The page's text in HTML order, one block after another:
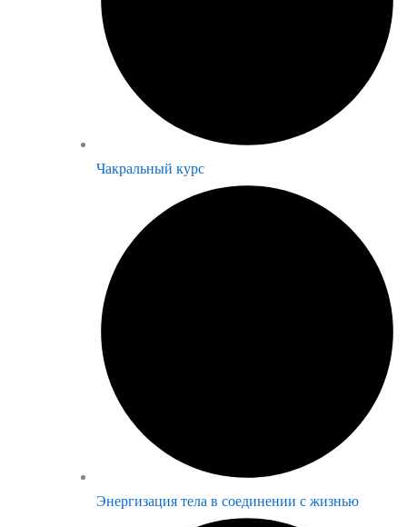
Чакральный курс
Энергизация тела в соединении с жизнью